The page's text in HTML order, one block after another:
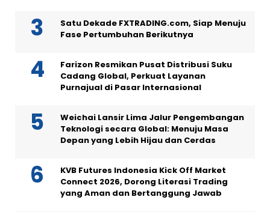
Satu Dekade FXTRADING.com, Siap Menuju
Fase Pertumbuhan Berikutnya
Farizon Resmikan Pusat Distribusi Suku
Cadang Global, Perkuat Layanan
Purnajual di Pasar Internasional
Weichai Lansir Lima Jalur Pengembangan
Teknologi secara Global: Menuju Masa
Depan yang Lebih Hijau dan Cerdas
KVB Futures Indonesia Kick Off Market
Connect 2026, Dorong Literasi Trading
yang Aman dan Bertanggung Jawab